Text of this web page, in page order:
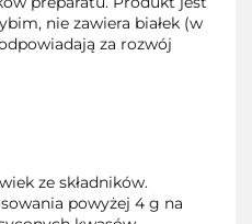
nie zawiera białek (w
za rozwój
ze składników.
powyżej 4 g na